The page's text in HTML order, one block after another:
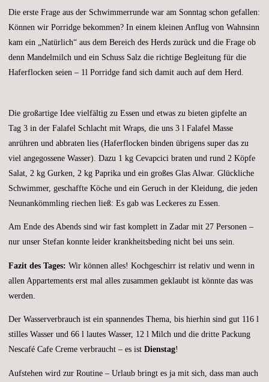
Die erste Frage aus der Schwimmerrunde war am Sonntag schon gefallen:
Können wir Porridge bekommen? In einem kleinen Anflug von Wahnsinn
kam ein „Natürlich“ aus dem Bereich des Herds zurück und die Frage ob
denn Mandelmilch und ein Schuss Salz die richtige Begleitung für die
Haferflocken seien – 1l Porridge fand sich damit auch auf dem Herd.
Die großartige Idee vielfältig zu Essen und etwas zu bieten gipfelte an
Tag 3 in der Falafel Schlacht mit Wraps, die uns 3 l Falafel Masse
anrühren und abbraten lies (Haferflocken binden übrigens super das zu
viel angegossene Wasser). Dazu 1 kg Cevapcici braten und rund 2 Köpfe
Salat, 2 kg Gurken, 2 kg Paprika und ein großes Glas Alwar. Glückliche
Schwimmer, geschaffte Köche und ein Geruch in der Kleidung, die jeden
Neunankömmling riechen ließ: Es gab was Leckeres zu Essen.
Am Ende des Abends sind wir fast komplett in Zadar mit 27 Personen –
nur unser Stefan konnte leider krankheitsbeding nicht bei uns sein.
Fazit des Tages: Wir können alles! Kochgeschirr ist relativ und wenn in
allen Appartements erst mal alles zusammen geklaubt ist könnte das was
werden.
Der Wasserverbrauch ist ein spannendes Thema, bis hierhin sind gut 116 l
stilles Wasser und 66 l lautes Wasser, 12 l Milch und die dritte Packung
Nescafé Cafe Creme verbraucht – es istDienstag!
Aufstehen wird zur Routine – Urlaub bringt es ja mit sich, dass man auch